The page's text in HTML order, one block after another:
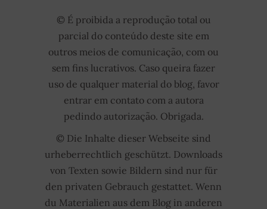
© É proibida a reprodução total ou
parcial do conteúdo deste site em
outros meios de comunicação, com ou
sem fins lucrativos. Caso queira fazer
uso de qualquer material do blog, favor
entrar em contato com a autora
pedindo autorização. Obrigada.
© Die Inhalte dieser Webseite sind
urheberrechtlich geschützt. Downloads
von Texten sowie Bildern sind nur für
den privaten Gebrauch gestattet. Wenn
du Materialien aus dem Blog in anderen